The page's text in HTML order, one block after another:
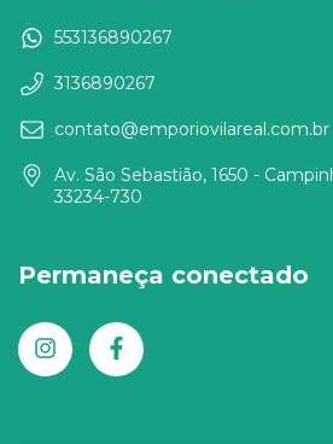
553136890267
3136890267
contato@emporiovilareal.com.br
Av. São Sebastião, 1650 -
33234-730
Permaneça conectado